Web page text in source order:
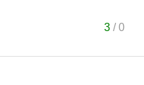
3/0